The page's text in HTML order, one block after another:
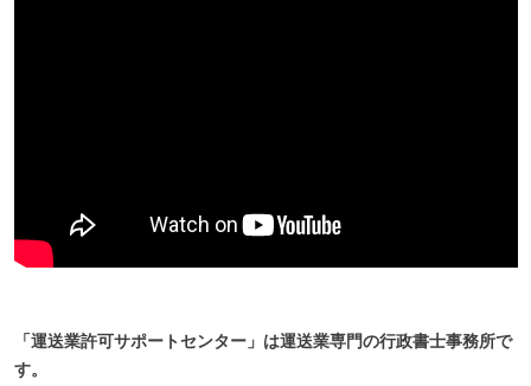
「運送業許可サポートセンター」は運送業専門の行政書士事務所で
す。